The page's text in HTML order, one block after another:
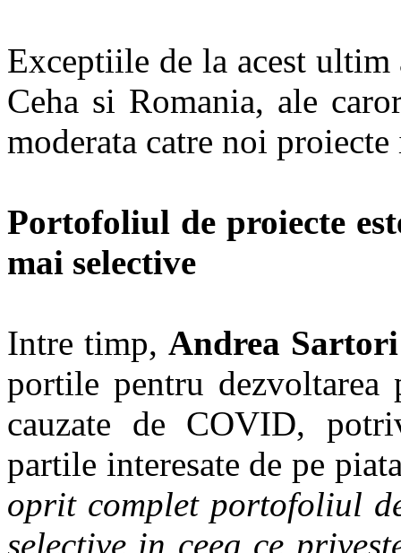
Exceptiile de la acest ultim
Ceha si Romania, ale
moderata catre noi
Portofoliul de proiecte
mai selective
Intre timp,Andrea Sartori
portile pentru
cauzate de COVID,
partile interesate de pe
oprit complet portofoliul
selective in ceea ce